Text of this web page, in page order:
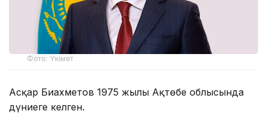
Фото: Үкімет
Асқар Биахметов 1975 жылы Ақтөбе облысында
дүниеге келген.